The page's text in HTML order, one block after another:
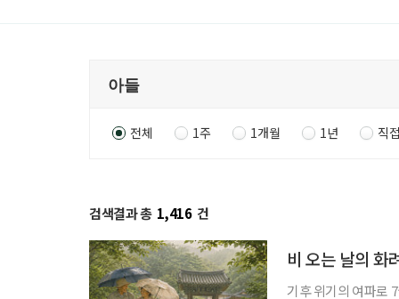
전체 1주 1개월 1년 직
검색결과 총 1,416 건
비 오는 날의 화
기후 위기의 여파로